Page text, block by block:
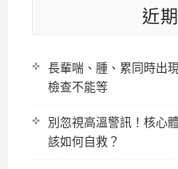
近
長輩喘、腫、累同時出
檢查不能等
別忽視高溫警訊！核心
該如何自救？